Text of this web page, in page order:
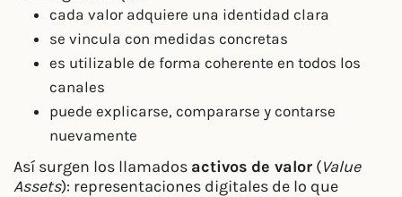
cada valor adquiere una identidad clara
se vincula con medidas concretas
es utilizable de forma coherente en todos los
canales
puede explicarse, compararse y contarse
nuevamente
Así surgen los llamados activos de valor (Value
Assets): representaciones digitales de lo que